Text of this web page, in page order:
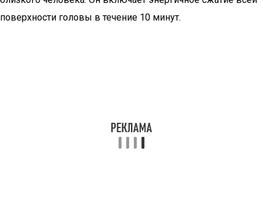
поверхности головы в течение 10 минут.